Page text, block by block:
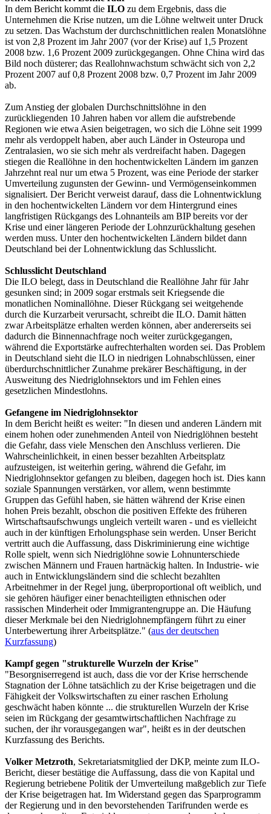
In dem Bericht kommt die ILO zu dem Ergebnis, dass die
Unternehmen die Krise nutzen, um die Löhne weltweit unter Druck
zu setzen. Das Wachstum der durchschnittlichen realen Monatslöhne
ist von 2,8 Prozent im Jahr 2007 (vor der Krise) auf 1,5 Prozent
2008 bzw. 1,6 Prozent 2009 zurückgegangen. Ohne China wird das
Bild noch düsterer; das Reallohnwachstum schwächt sich von 2,2
Prozent 2007 auf 0,8 Prozent 2008 bzw. 0,7 Prozent im Jahr 2009
ab.
Zum Anstieg der globalen Durchschnittslöhne in den
zurückliegenden 10 Jahren haben vor allem die aufstrebende
Regionen wie etwa Asien beigetragen, wo sich die Löhne seit 1999
mehr als verdoppelt haben, aber auch Länder in Osteuropa und
Zentralasien, wo sie sich mehr als verdreifacht haben. Dagegen
stiegen die Reallöhne in den hochentwickelten Ländern im ganzen
Jahrzehnt real nur um etwa 5 Prozent, was eine Periode der starker
Umverteilung zugunsten der Gewinn- und Vermögenseinkommen
signalisiert. Der Bericht verweist darauf, dass die Lohnentwicklung
in den hochentwickelten Ländern vor dem Hintergrund eines
langfristigen Rückgangs des Lohnanteils am BIP bereits vor der
Krise und einer längeren Periode der Lohnzurückhaltung gesehen
werden muss. Unter den hochentwickelten Ländern bildet dann
Deutschland bei der Lohnentwicklung das Schlusslicht.
Schlusslicht Deutschland
Die ILO belegt, dass in Deutschland die Reallöhne Jahr für Jahr
gesunken sind; in 2009 sogar erstmals seit Kriegsende die
monatlichen Nominallöhne. Dieser Rückgang sei weitgehende
durch die Kurzarbeit verursacht, schreibt die ILO. Damit hätten
zwar Arbeitsplätze erhalten werden können, aber andererseits sei
dadurch die Binnennachfrage noch weiter zurückgegangen,
während die Exportstärke aufrechterhalten worden sei. Das Problem
in Deutschland sieht die ILO in niedrigen Lohnabschlüssen, einer
überdurchschnittlicher Zunahme prekärer Beschäftigung, in der
Ausweitung des Niedriglohnsektors und im Fehlen eines
gesetzlichen Mindestlohns.
Gefangene im Niedriglohnsektor
In dem Bericht heißt es weiter: "In diesen und anderen Ländern mit
einem hohen oder zunehmenden Anteil von Niedriglöhnen besteht
die Gefahr, dass viele Menschen den Anschluss verlieren. Die
Wahrscheinlichkeit, in einen besser bezahlten Arbeitsplatz
aufzusteigen, ist weiterhin gering, während die Gefahr, im
Niedriglohnsektor gefangen zu bleiben, dagegen hoch ist. Dies kann
soziale Spannungen verstärken, vor allem, wenn bestimmte
Gruppen das Gefühl haben, sie hätten während der Krise einen
hohen Preis bezahlt, obschon die positiven Effekte des früheren
Wirtschaftsaufschwungs ungleich verteilt waren - und es vielleicht
auch in der künftigen Erholungsphase sein werden. Unser Bericht
vertritt auch die Auffassung, dass Diskriminierung eine wichtige
Rolle spielt, wenn sich Niedriglöhne sowie Lohnunterschiede
zwischen Männern und Frauen hartnäckig halten. In Industrie- wie
auch in Entwicklungsländern sind die schlecht bezahlten
Arbeitnehmer in der Regel jung, überproportional oft weiblich, und
sie gehören häufiger einer benachteiligten ethnischen oder
rassischen Minderheit oder Immigrantengruppe an. Die Häufung
dieser Merkmale bei den Niedriglohnempfängern führt zu einer
Unterbewertung ihrer Arbeitsplätze." (aus der deutschen
Kurzfassung)
Kampf gegen "strukturelle Wurzeln der Krise"
"Besorgniserregend ist auch, dass die vor der Krise herrschende
Stagnation der Löhne tatsächlich zu der Krise beigetragen und die
Fähigkeit der Volkswirtschaften zu einer raschen Erholung
geschwächt haben könnte ... die strukturellen Wurzeln der Krise
seien im Rückgang der gesamtwirtschaftlichen Nachfrage zu
suchen, der ihr vorausgegangen war", heißt es in der deutschen
Kurzfassung des Berichts.
Volker Metzroth, Sekretariatsmitglied der DKP, meinte zum ILO-
Bericht, dieser bestätige die Auffassung, dass die von Kapital und
Regierung betriebene Politik der Umverteilung maßgeblich zur Tiefe
der Krise beigetragen hat. Im Widerstand gegen das Sparprogramm
der Regierung und in den bevorstehenden Tarifrunden werde es